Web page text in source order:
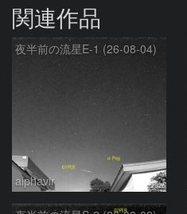
関連作品
夜半前の流星E-1 (26-08-04)
alphavir